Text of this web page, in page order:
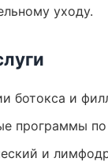
уходу.
ботокса и
программы
и